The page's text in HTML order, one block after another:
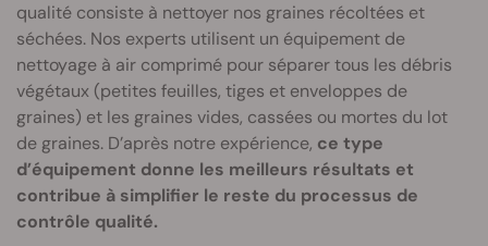
qualité consiste à nettoyer nos graines récoltées et
séchées. Nos experts utilisent un équipement de
nettoyage à air comprimé pour séparer tous les débris
végétaux (petites feuilles, tiges et enveloppes de
graines) et les graines vides, cassées ou mortes du lot
de graines. D’après notre expérience, ce type
d’équipement donne les meilleurs résultats et
contribue à simplifier le reste du processus de
contrôle qualité.